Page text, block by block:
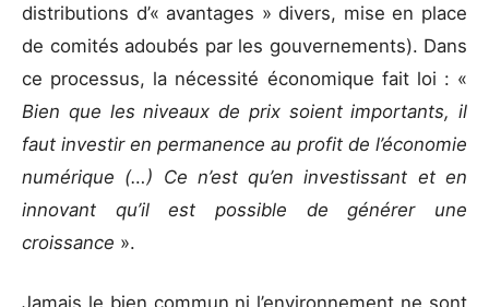
distributions d’« avantages » divers, mise en place
de comités adoubés par les gouvernements). Dans
ce processus, la nécessité économique fait loi : «
Bien que les niveaux de prix soient importants, il
faut investir en permanence au profit de l’économie
numérique (…) Ce n’est qu’en investissant et en
innovant qu’il est possible de générer une
croissance ».